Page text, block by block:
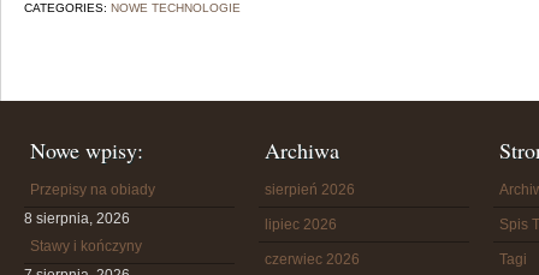
CATEGORIES: NOWE TECHNOLOGIE
Nowe wpisy:
Przepisy na obiady
8 sierpnia, 2026
Stawy i kończyny
Archiwa
sierpień 2026
lipiec 2026
czerwiec 2026
Spis
Tagi